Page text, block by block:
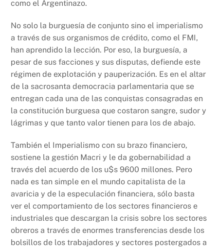
como el Argentinazo.
No solo la burguesía de conjunto sino el imperialismo
a través de sus organismos de crédito, como el FMI,
han aprendido la lección. Por eso, la burguesía, a
pesar de sus facciones y sus disputas, defiende este
régimen de explotación y pauperización. Es en el altar
de la sacrosanta democracia parlamentaria que se
entregan cada una de las conquistas consagradas en
la constitución burguesa que costaron sangre, sudor y
lágrimas y que tanto valor tienen para los de abajo.
También el Imperialismo con su brazo financiero,
sostiene la gestión Macri y le da gobernabilidad a
través del acuerdo de los u$s 9600 millones. Pero
nada es tan simple en el mundo capitalista de la
avaricia y de la especulación financiera, sólo basta
ver el comportamiento de los sectores financieros e
industriales que descargan la crisis sobre los sectores
obreros a través de enormes transferencias desde los
bolsillos de los trabajadores y sectores postergados a